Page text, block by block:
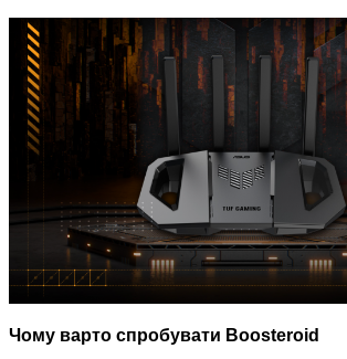
Чому варто спробувати Boosteroid